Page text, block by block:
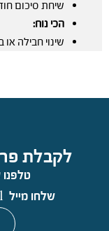
שיחת סיכום
הכי נוח:
שינוי חבילה
לקבלת
טלפנו
שלחו מייל